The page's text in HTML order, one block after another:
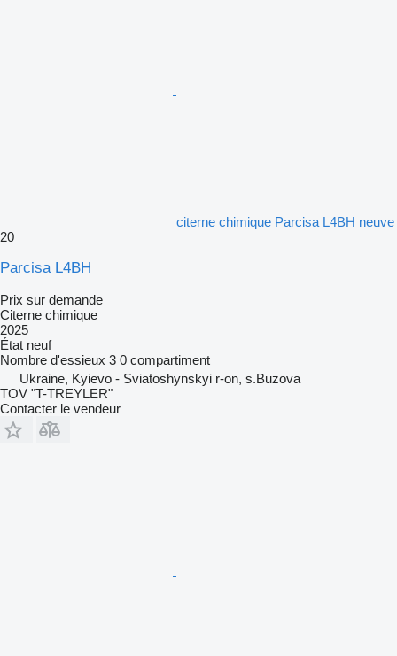
citerne chimique Parcisa L4BH neuve
20
Parcisa L4BH
Prix sur demande
Citerne chimique
2025
État neuf
Nombre d'essieux 3 0 compartiment
Ukraine, Kyievo - Sviatoshynskyi r-on, s.Buzova
TOV "T-TREYLER"
Contacter le vendeur